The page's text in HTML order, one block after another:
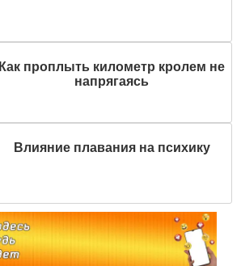
Как проплыть километр кролем не
напрягаясь
Влияние плавания на психику